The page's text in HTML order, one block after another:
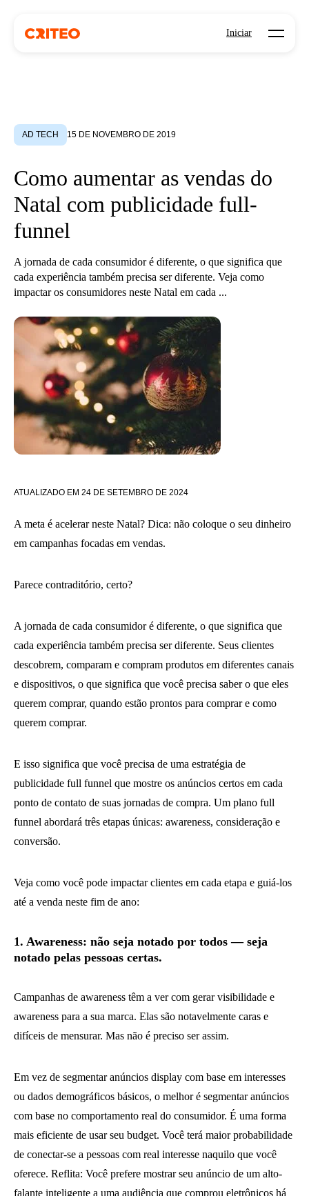
Iniciar Open
AD TECH 15 DE NOVEMBRO DE 2019
Como aumentar as vendas do
Natal com publicidade full-
funnel
A jornada de cada consumidor é diferente, o que significa que
cada experiência também precisa ser diferente. Veja como
impactar os consumidores neste Natal em cada ...
ATUALIZADO EM 24 DE SETEMBRO DE 2024
A meta é acelerar neste Natal? Dica: não coloque o seu dinheiro
em campanhas focadas em vendas.
Parece contraditório, certo?
A jornada de cada consumidor é diferente, o que significa que
cada experiência também precisa ser diferente. Seus clientes
descobrem, comparam e compram produtos em diferentes canais
e dispositivos, o que significa que você precisa saber o que eles
querem comprar, quando estão prontos para comprar e como
querem comprar.
E isso significa que você precisa de uma estratégia de
publicidade full funnel que mostre os anúncios certos em cada
ponto de contato de suas jornadas de compra. Um plano full
funnel abordará três etapas únicas: awareness, consideração e
conversão.
Veja como você pode impactar clientes em cada etapa e guiá-los
até a venda neste fim de ano:
1. Awareness: não seja notado por todos — seja
notado pelas pessoas certas.
Campanhas de awareness têm a ver com gerar visibilidade e
awareness para a sua marca. Elas são notavelmente caras e
difíceis de mensurar. Mas não é preciso ser assim.
Em vez de segmentar anúncios display com base em interesses
ou dados demográficos básicos, o melhor é segmentar anúncios
com base no comportamento real do consumidor. É uma forma
mais eficiente de usar seu budget. Você terá maior probabilidade
de conectar-se a pessoas com real interesse naquilo que você
oferece. Reflita: Você prefere mostrar seu anúncio de um alto-
falante inteligente a uma audiência que comprou eletrônicos há